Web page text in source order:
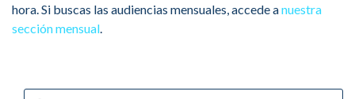
hora. Si buscas las audiencias mensuales, accede anuestra
sección mensual.